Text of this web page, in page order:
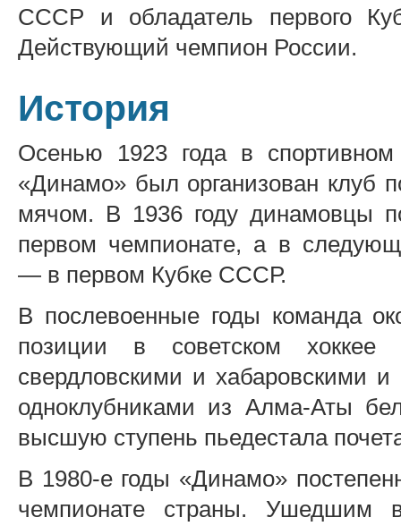
СССР и обладатель первого
Действующий чемпион России.
История
Осенью 1923 года в
«Динамо» был организован клуб
мячом. В 1936 году динамовцы
первом чемпионате, а в
— в первом Кубке СССР.
В послевоенные годы команда
позиции в советском
свердловскими и хабаровскими
одноклубниками из Алма-Аты
высшую ступень пьедестала
В 1980-е годы «Динамо»
чемпионате страны. Ушедшим